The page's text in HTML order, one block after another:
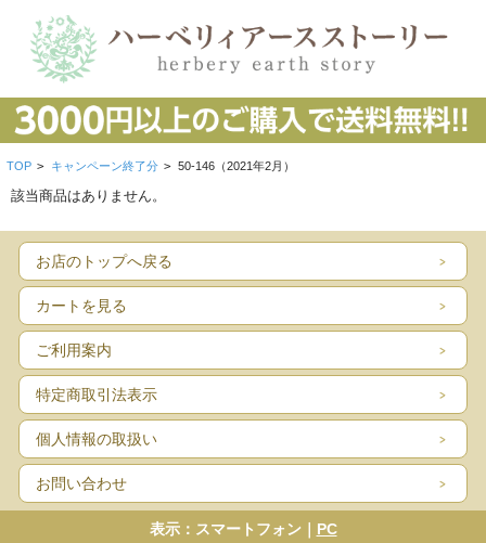
TOP > キャンペーン終了分 > 50-146（2021年2月）
該当商品はありません。
お店のトップへ戻る
カートを見る
ご利用案内
特定商取引法表示
個人情報の取扱い
お問い合わせ
表示：スマートフォン｜ PC